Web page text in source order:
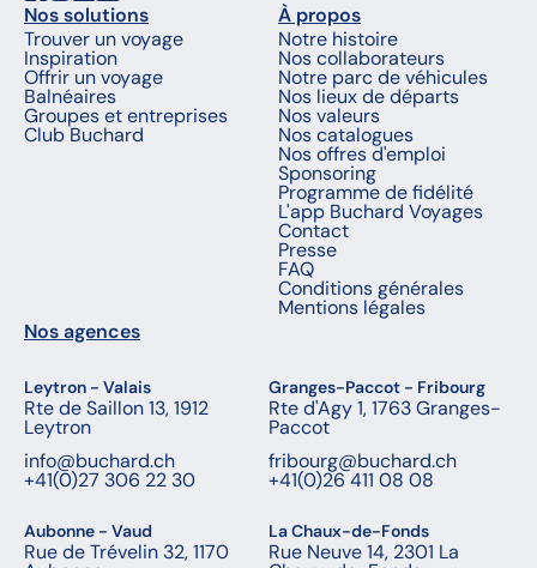
Nos solutions
Trouver un voyage
Inspiration
Offrir un voyage
Balnéaires
Groupes et entreprises
Club Buchard
À propos
Notre histoire
Nos collaborateurs
Notre parc de véhicules
Nos lieux de départs
Nos valeurs
Nos catalogues
Nos offres d'emploi
Sponsoring
Programme de fidélité
L'app Buchard Voyages
Contact
Presse
FAQ
Conditions générales
Mentions légales
Nos agences
Leytron - Valais
Rte de Saillon 13, 1912
Leytron
info@buchard.ch
+41(0)27 306 22 30
Granges-Paccot - Fribourg
Rte d'Agy 1, 1763 Granges-
Paccot
fribourg@buchard.ch
+41(0)26 411 08 08
Aubonne - Vaud
Rue de Trévelin 32, 1170
La Chaux-de-Fonds
Rue Neuve 14, 2301 La